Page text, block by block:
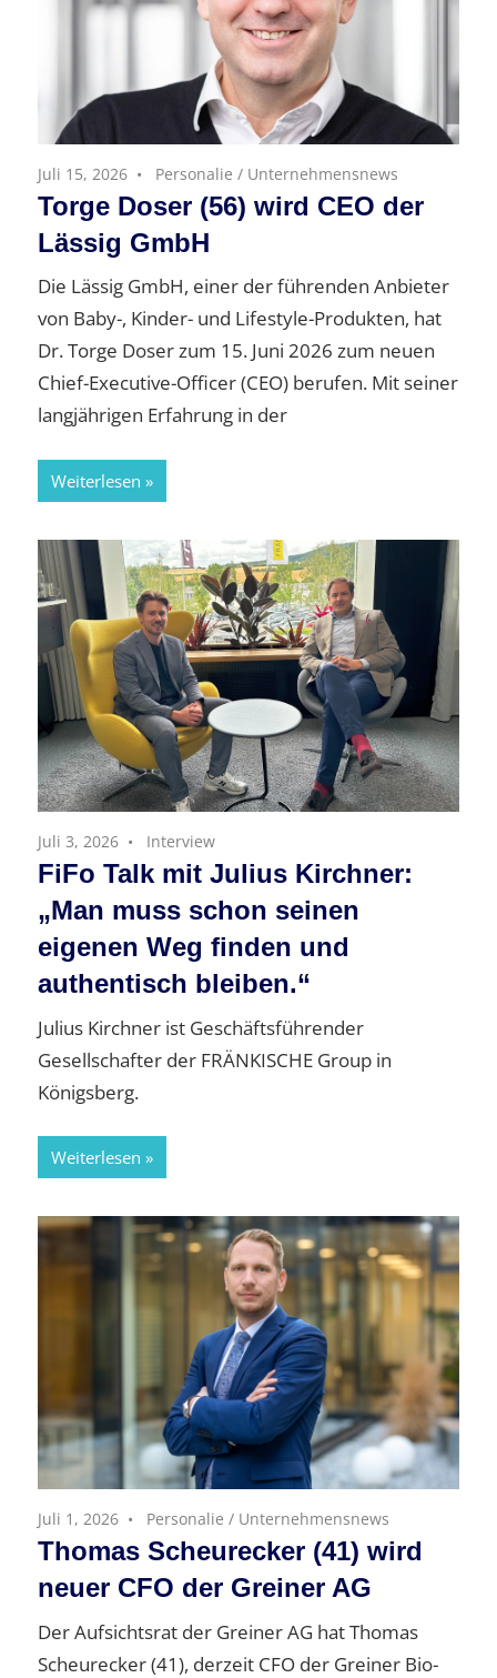
Juli 15, 2026 Personalie / Unternehmensnews
Torge Doser (56) wird CEO der
Lässig GmbH
Die Lässig GmbH, einer der führenden Anbieter
von Baby-, Kinder- und Lifestyle-Produkten, hat
Dr. Torge Doser zum 15. Juni 2026 zum neuen
Chief-Executive-Officer (CEO) berufen. Mit seiner
langjährigen Erfahrung in der
Weiterlesen
Juli 3, 2026 Interview
FiFo Talk mit Julius Kirchner:
„Man muss schon seinen
eigenen Weg finden und
authentisch bleiben.“
Julius Kirchner ist Geschäftsführender
Gesellschafter der FRÄNKISCHE Group in
Königsberg.
Weiterlesen
Juli 1, 2026 Personalie / Unternehmensnews
Thomas Scheurecker (41) wird
neuer CFO der Greiner AG
Der Aufsichtsrat der Greiner AG hat Thomas
Scheurecker (41), derzeit CFO der Greiner Bio-